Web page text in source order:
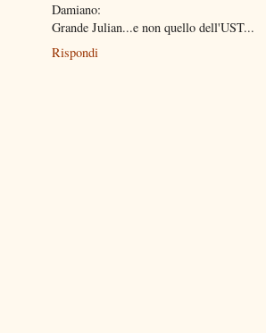
Damiano:
Grande Julian...e non quello dell'UST...
Rispondi